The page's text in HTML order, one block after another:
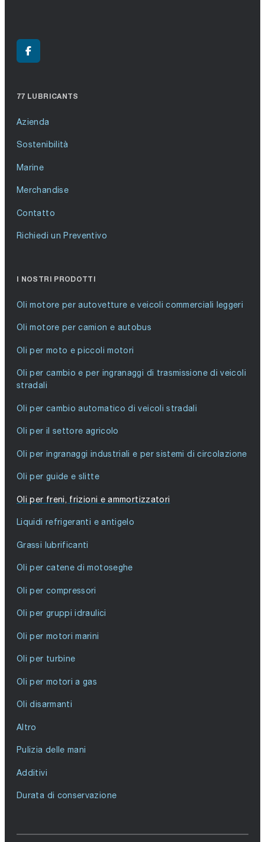
77 LUBRICANTS
Azienda
Sostenibilità
Marine
Merchandise
Contatto
Richiedi un Preventivo
I NOSTRI PRODOTTI
Oli motore per autovetture e veicoli commerciali leggeri
Oli motore per camion e autobus
Oli per moto e piccoli motori
Oli per cambio e per ingranaggi di trasmissione di veicoli
stradali
Oli per cambio automatico di veicoli stradali
Oli per il settore agricolo
Oli per ingranaggi industriali e per sistemi di circolazione
Oli per guide e slitte
Oli per freni, frizioni e ammortizzatori
Liquidi refrigeranti e antigelo
Grassi lubrificanti
Oli per catene di motoseghe
Oli per compressori
Oli per gruppi idraulici
Oli per motori marini
Oli per turbine
Oli per motori a gas
Oli disarmanti
Altro
Pulizia delle mani
Additivi
Durata di conservazione